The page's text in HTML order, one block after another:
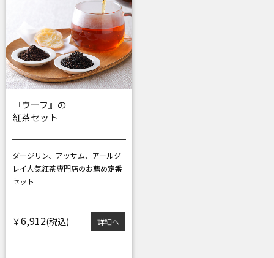
『ウーフ』の
紅茶セット
ダージリン、アッサム、アールグ
レイ 人気紅茶専門店のお薦め定番
セット
￥6,912 詳細へ